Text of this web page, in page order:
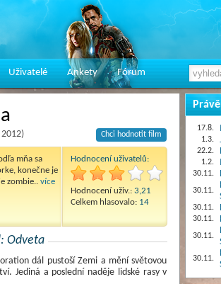
Uživatelé Ankety Fórum
Chci hodnotit film
mňa sa
konečne je
zombie.. více
Hodnocení uživatelů:
Hodnocení uživ.: 3,21
Celkem hlasovalo: 14
Odveta
dál pustoší Zemi a mění světovou
Jediná a poslední naděje lidské rasy v
17.8.
1.3.
22.2.
1.2.
30.11.
30.11.
30.11.
30.11.
30.11.
30.11.